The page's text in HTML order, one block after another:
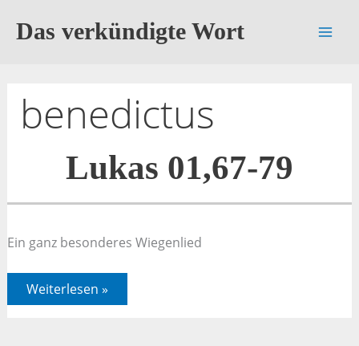
InhaltDas verkündigte Wort
benedictus
Lukas 01,67-79
Ein ganz besonderes Wiegenlied
Lukas
01,67-
Weiterlesen »